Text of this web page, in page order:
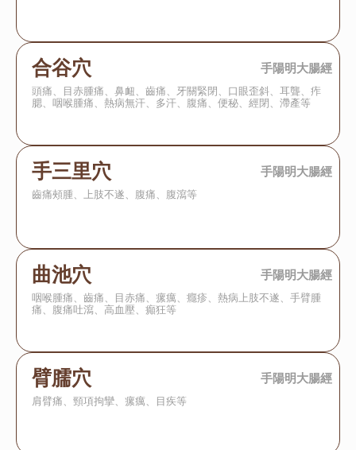
合谷穴 手陽明大腸經
頭痛、目赤腫痛、鼻衄、齒痛、牙關緊閉、口眼歪斜、耳聾、痄
腮、咽喉腫痛、熱病無汗、多汗、腹痛、便秘、經閉、滯產等
手三里穴 手陽明大腸經
齒痛頰腫、上肢不遂、腹痛、腹瀉等
曲池穴 手陽明大腸經
咽喉腫痛、齒痛、目赤痛、瘰癘、癮疹、熱病上肢不遂、手臂腫
痛、腹痛吐瀉、高血壓、癲狂等
臂臑穴 手陽明大腸經
肩臂痛、頸項拘攣、瘰癘、目疾等